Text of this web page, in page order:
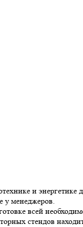
и
у менеджеров.
всей
стендов